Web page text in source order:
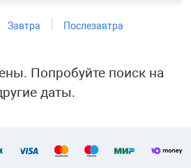
Завтра Послезавтра
Попробуйте поиск на
даты.